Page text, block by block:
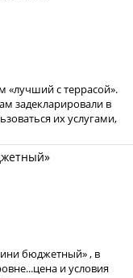
«лучший с террасой».
задекларировали в
их услугами,
бюджетный» , в
и условия